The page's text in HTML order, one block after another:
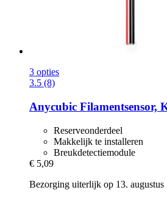
3 opties
3.5 (8)
Anycubic Filamentsensor,
Reserveonderdeel
Makkelijk te installeren
Breukdetectiemodule
€ 5,09
Bezorging uiterlijk op 13. augustus